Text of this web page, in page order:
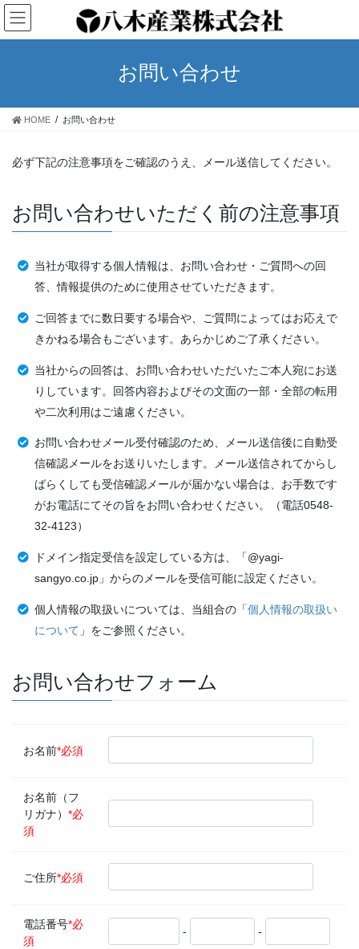
コ
ン
テ
ス
ナ
ビ
ゲ
ン
お問い合わせ
HOME お問い合わせ
必ず下記の注意事項をご確認のうえ、メール送信してください。
お問い合わせいただく前の注意事項
当社が取得する個人情報は、お問い合わせ・ご質問への回
答、情報提供のために使用させていただきます。
ご回答までに数日要する場合や、ご質問によってはお応えで
きかねる場合もございます。あらかじめご了承ください。
当社からの回答は、お問い合わせいただいたご本人宛にお送
りしています。回答内容およびその文面の一部・全部の転用
や二次利用はご遠慮ください。
お問い合わせメール受付確認のため、メール送信後に自動受
信確認メールをお送りいたします。メール送信されてからし
ばらくしても受信確認メールが届かない場合は、お手数です
がお電話にてその旨をお問い合わせください。（電話0548-
32-4123）
ドメイン指定受信を設定している方は、「@yagi-
sangyo.co.jp」からのメールを受信可能に設定ください。
個人情報の取扱いについては、当組合の「個人情報の取扱い
について 」をご参照ください。
お問い合わせフォーム
お名前*必須
お名前（フ
リガナ） *必
須
ご住所*必須
電話番号*必
須
- -